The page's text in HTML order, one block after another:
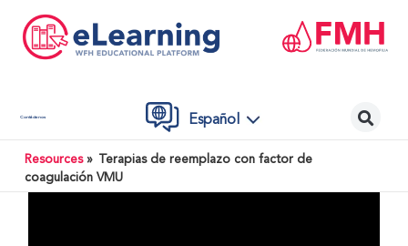
Contáctenos Español
Resources»
Terapias de reemplazo con factor de
coagulación VMU